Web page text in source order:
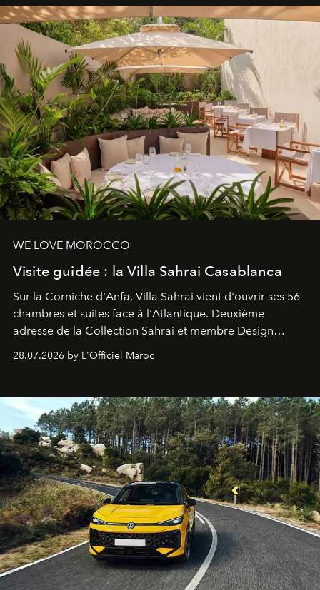
entièreté, entre science des émotions et rituels
reposants.
WE LOVE MOROCCO
Visite guidée : la Villa Sahrai Casablanca
Sur la Corniche d'Anfa, Villa Sahrai vient d'ouvrir ses 56
chambres et suites face à l'Atlantique. Deuxième
adresse de la Collection Sahrai et membre Design
Hotels, ce boutique-hôtel cinq étoiles signé Christophe
Pillet promet un lieu de vie complet. On y a déjeuné…
28.07.2026 by L'Officiel Maroc